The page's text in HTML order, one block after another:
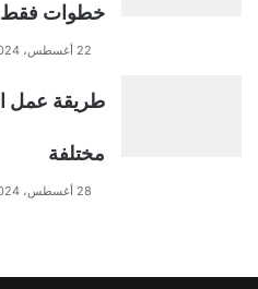
خطوات فقط
22 أغسطس، 2024
مختلفة
28 أغسطس، 2024